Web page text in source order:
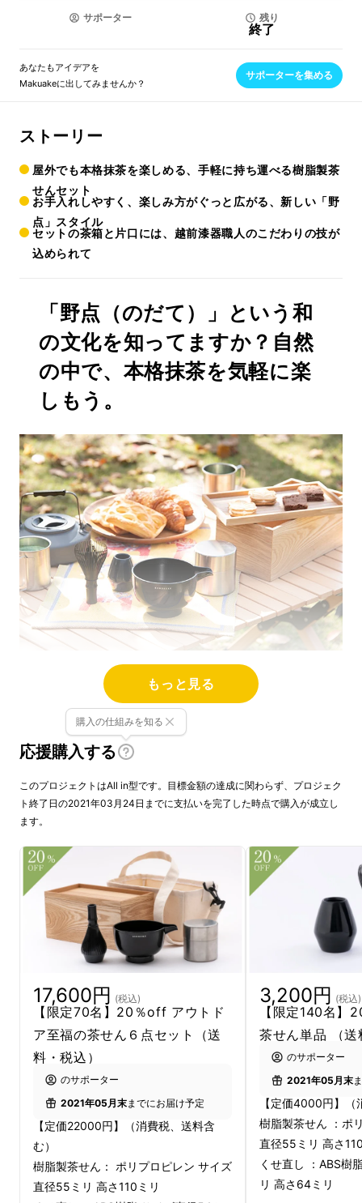
サポーター 残り
終了
あなたもアイデアを
Makuakeに出してみませんか？
サポーターを集める
ストーリー
屋外でも本格抹茶を楽しめる、手軽に持ち運べる樹脂製茶
せんセット
お手入れしやすく、楽しみ方がぐっと広がる、新しい「野
点」スタイル
セットの茶箱と片口には、越前漆器職人のこだわりの技が
込められて
「野点（のだて）」という和
の文化を知ってますか？自然
の中で、本格抹茶を気軽に楽
しもう。
気持ちに余裕をもって相手のために万全を尽く
し、見えないところまで心を配る…。茶道の作
法と精神に由来する〝おもてなし〟
は、自然の中で大切な人とゆったり過ごすアウ
抹茶を楽しむ野点（のだて）を今風にアレンジ
コンパクトな本格抹茶を楽しめる至福の茶せん
６点セットの内容
もっと見る
応援購入する
購入の仕組みを知る
このプロジェクトはAll in型です。目標金額の達成に関わらず、プロジェク
ト終了日の2021年03月24日までに支払いを完了した時点で購入が成立し
ます。
17,600円 (税込)
【限定70名】20％off アウトド
ア至福の茶せん６点セット（送
料・税込）
のサポーター
2021年05月末までにお届け予定
【定価22000円】（消費税、送料含
む）
樹脂製茶せん： ポリプロピレン サイズ
直径55ミリ 高さ110ミリ
3,200円 (税込)
【限定140名】
茶せん単品 （送
のサポーター
2021年05月末
【定価4000円】
樹脂製茶せん ：ポ
直径55ミリ 高さ
くせ直し ：ABS樹
リ 高さ64ミリ